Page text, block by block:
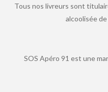
Tous nos livreurs sont
alcoolisée
SOS Apéro 91 est une